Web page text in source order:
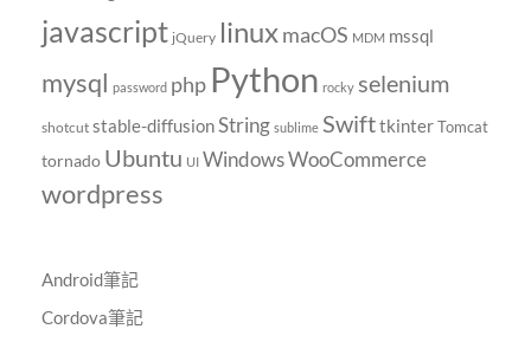
javascript jQuery linuxmacOS MDM mssql
mysql password php Python rocky selenium
shotcut stable-diffusionString sublime SwifttkinterTomcat
tornado Ubuntu UI WindowsWooCommerce
wordpress
Android筆記
Cordova筆記